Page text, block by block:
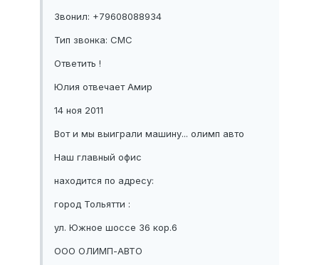
Звонил: +79608088934
Тип звонка: СМС
Ответить !
Юлия отвечает Амир
14 ноя 2011
Вот и мы выиграли машину... олимп авто
Наш главный офис
находится по адресу:
город Тольятти :
ул. Южное шоссе 36 кор.6
ООО ОЛИМП-АВТО